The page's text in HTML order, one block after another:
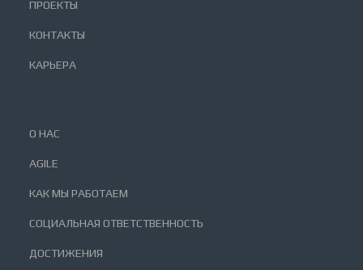
ПРОЕКТЫ
КОНТАКТЫ
КАРЬЕРА
О НАС
AGILE
КАК МЫ РАБОТАЕМ
СОЦИАЛЬНАЯ ОТВЕТСТВЕННОСТЬ
ДОСТИЖЕНИЯ